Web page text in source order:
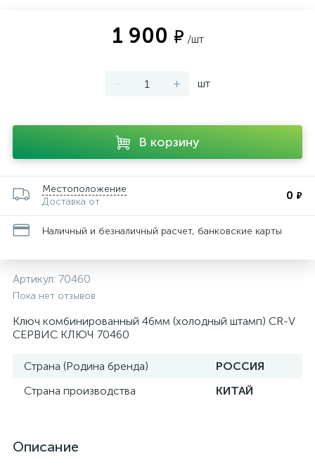
1 900 ₽ /шт
- + шт
В корзину
Местоположение
Доставка от
0 ₽
Наличный и безналичный расчет, банковские карты
Артикул: 70460
Пока нет отзывов
Ключ комбинированный 46мм (холодный штамп) CR-V
СЕРВИС КЛЮЧ 70460
Страна (Родина бренда)
РОССИЯ
Страна производства
КИТАЙ
Описание